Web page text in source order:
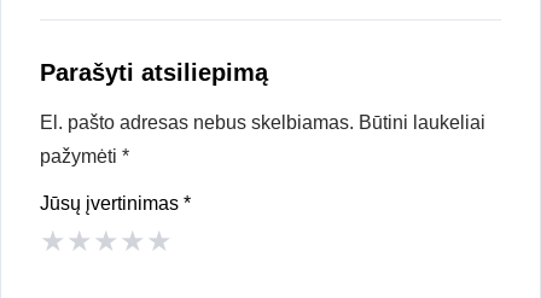
Parašyti atsiliepimą
El. pašto adresas nebus skelbiamas. Būtini laukeliai
pažymėti *
Jūsų įvertinimas *
★★★★★